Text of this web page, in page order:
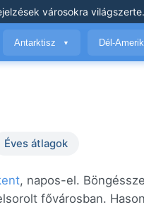
városokra világszerte.
Antarktisz ▼ Dél-
Éves átlagok
, napos-el.
fővárosban.